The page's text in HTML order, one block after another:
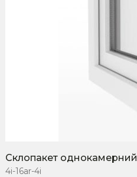
Склопакет однокамерний
4i-16ar-4i